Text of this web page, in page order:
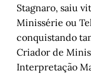
Stagnaro, saiu
Minissérie ou
conquistando
Criador de
Interpretação